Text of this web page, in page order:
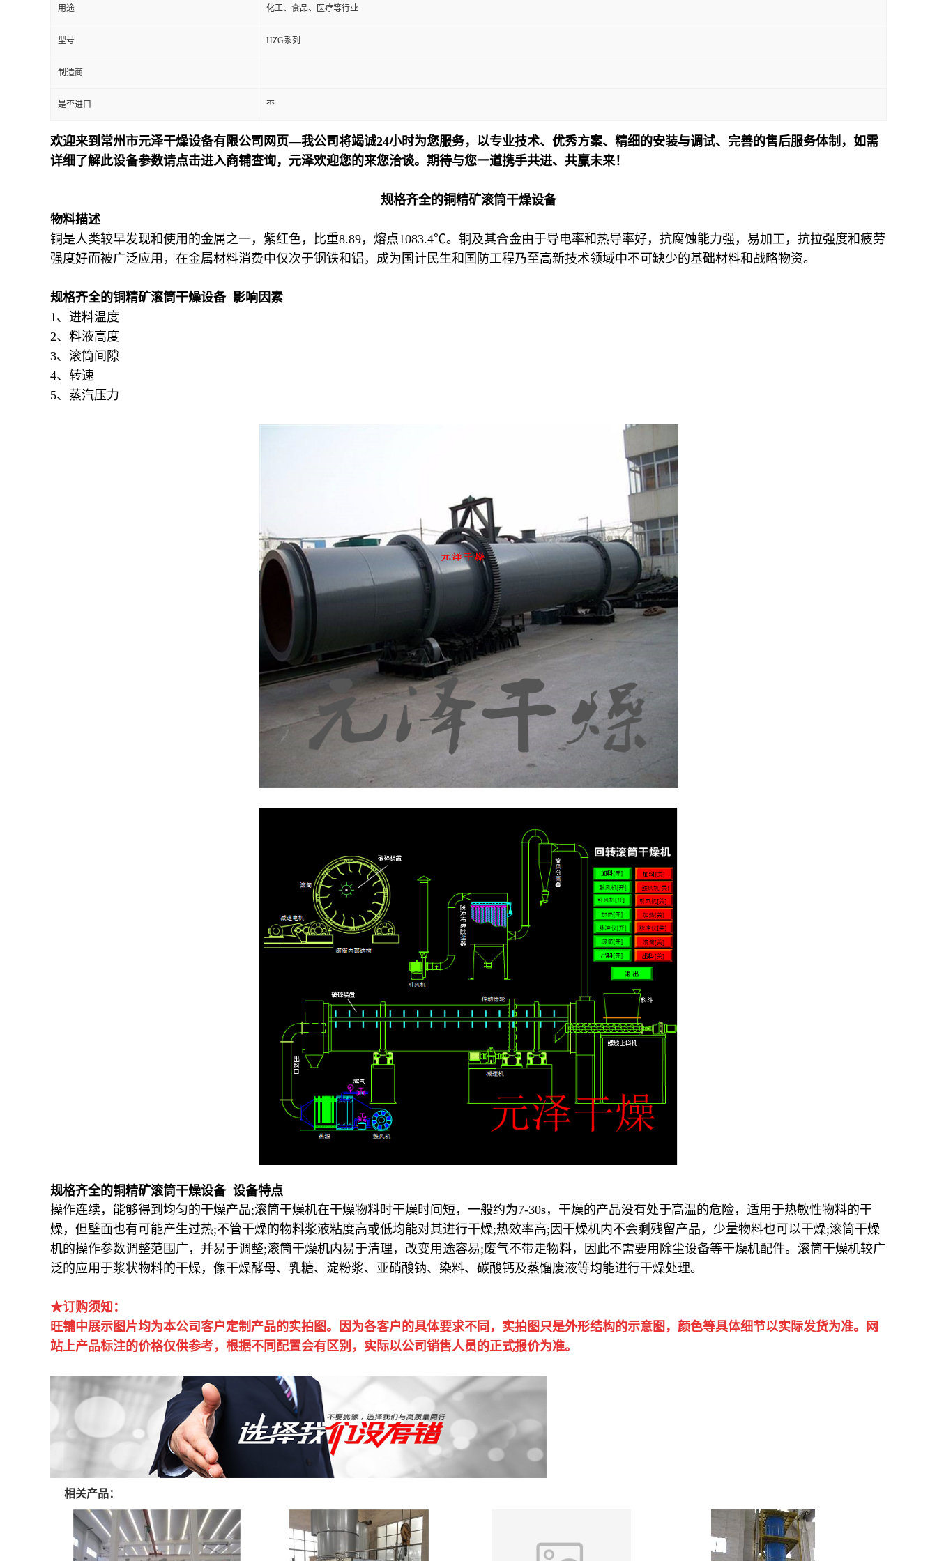
用途 化工、食品、医疗等行业
型号 HZG系列
制造商
是否进口 否
欢迎来到常州市元泽干燥设备有限公司网页—我公司将竭诚24小时为您服务，以专业技术、优秀方案、精细的安装与调试、完善的售后服务体制，如需
详细了解此设备参数请点击进入商铺查询，元泽欢迎您的来您洽谈。期待与您一道携手共进、共赢未来！
规格齐全的铜精矿滚筒干燥设备
物料描述
铜是人类较早发现和使用的金属之一，紫红色，比重8.89，熔点1083.4℃。铜及其合金由于导电率和热导率好，抗腐蚀能力强，易加工，抗拉强度和疲劳
强度好而被广泛应用，在金属材料消费中仅次于钢铁和铝，成为国计民生和国防工程乃至高新技术领域中不可缺少的基础材料和战略物资。
规格齐全的铜精矿滚筒干燥设备 影响因素
1、进料温度
2、料液高度
3、滚筒间隙
4、转速
5、蒸汽压力
规格齐全的铜精矿滚筒干燥设备 设备特点
操作连续，能够得到均匀的干燥产品;滚筒干燥机在干燥物料时干燥时间短，一般约为7-30s，干燥的产品没有处于高温的危险，适用于热敏性物料的干
燥，但壁面也有可能产生过热;不管干燥的物料浆液粘度高或低均能对其进行干燥;热效率高;因干燥机内不会剩残留产品，少量物料也可以干燥;滚筒干燥
机的操作参数调整范围广，并易于调整;滚筒干燥机内易于清理，改变用途容易;废气不带走物料，因此不需要用除尘设备等干燥机配件。滚筒干燥机较广
泛的应用于浆状物料的干燥，像干燥酵母、乳糖、淀粉浆、亚硝酸钠、染料、碳酸钙及蒸馏废液等均能进行干燥处理。
★订购须知：
旺铺中展示图片均为本公司客户定制产品的实拍图。因为各客户的具体要求不同，实拍图只是外形结构的示意图，颜色等具体细节以实际发货为准。网
站上产品标注的价格仅供参考，根据不同配置会有区别，实际以公司销售人员的正式报价为准。
相关产品：